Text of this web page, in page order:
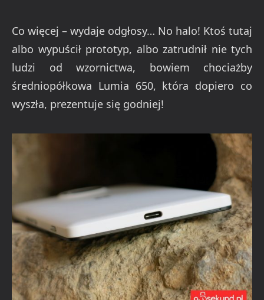
Co więcej – wydaje odgłosy… No halo! Ktoś tutaj
albo wypuścił prototyp, albo zatrudnił nie tych
ludzi od wzornictwa, bowiem chociażby
średniopółkowa Lumia 650, która dopiero co
wyszła, prezentuje się godniej!